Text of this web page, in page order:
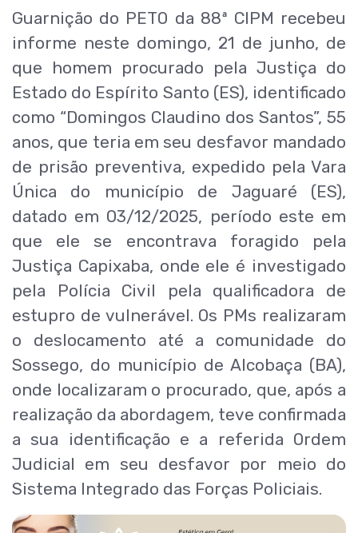
Guarnição do PETO da 88ª CIPM recebeu
informe neste domingo, 21 de junho, de
que homem procurado pela Justiça do
Estado do Espírito Santo (ES), identificado
como “Domingos Claudino dos Santos”, 55
anos, que teria em seu desfavor mandado
de prisão preventiva, expedido pela Vara
Única do município de Jaguaré (ES),
datado em 03/12/2025, período este em
que ele se encontrava foragido pela
Justiça Capixaba, onde ele é investigado
pela Polícia Civil pela qualificadora de
estupro de vulnerável. Os PMs realizaram
o deslocamento até a comunidade do
Sossego, do município de Alcobaça (BA),
onde localizaram o procurado, que, após a
realização da abordagem, teve confirmada
a sua identificação e a referida Ordem
Judicial em seu desfavor por meio do
Sistema Integrado das Forças Policiais.